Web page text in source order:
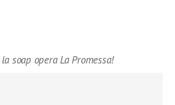
soap opera La Promessa!